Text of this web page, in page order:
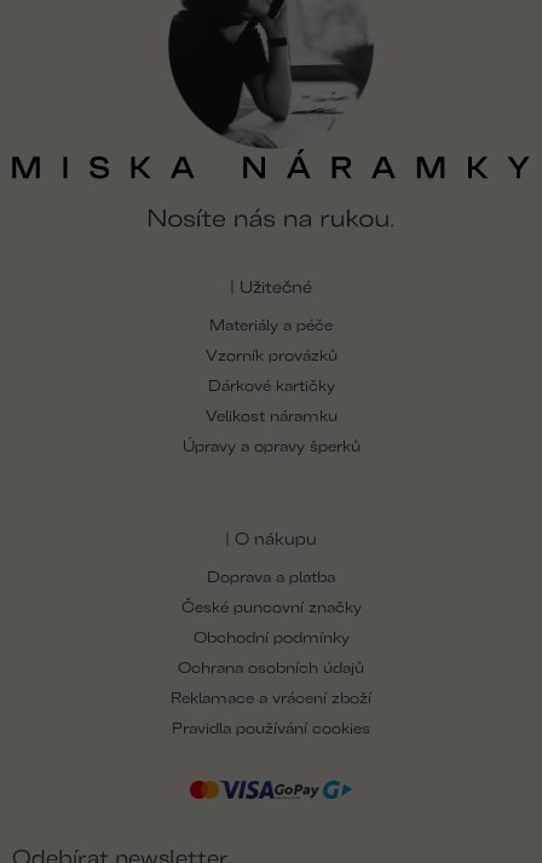
| Užitečné
Materiály a péče
Vzorník provázků
Dárkové kartičky
Velikost náramku
Úpravy a opravy šperků
| O nákupu
Doprava a platba
České puncovní značky
Obchodní podmínky
Ochrana osobních údajů
Reklamace a vrácení zboží
Pravidla používání cookies
Odebírat newsletter